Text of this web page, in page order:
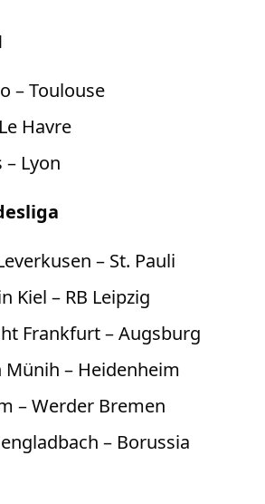
– Toulouse
Havre
– Lyon
– St. Pauli
Kiel – RB Leipzig
Frankfurt – Augsburg
Münih – Heidenheim
– Werder Bremen
– Borussia